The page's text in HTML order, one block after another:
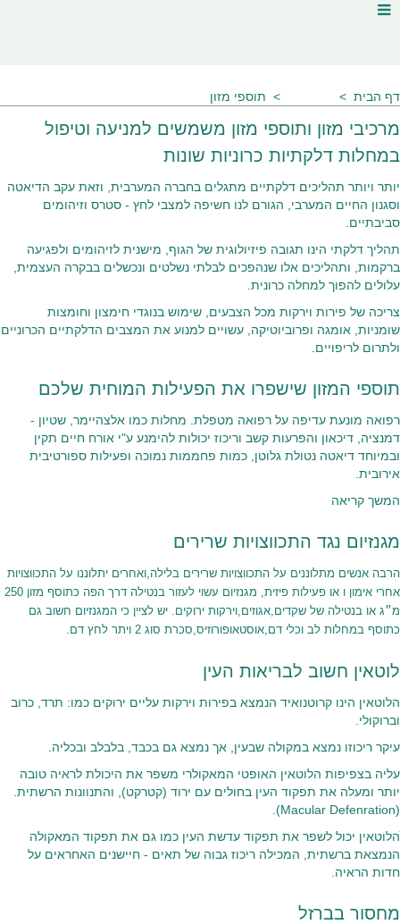
דף הבית תוספי מזון
מרכיבי מזון ותוספי מזון משמשים למניעה וטיפול
במחלות דלקתיות כרוניות שונות
יותר ויותר תהליכים דלקתיים מתגלים בחברה המערבית, וזאת עקב הדיאטה
וסגנון החיים המערבי, הגורם לנו חשיפה למצבי לחץ - סטרס וזיהומים
סביבתיים.
תהליך דלקתי הינו תגובה פיזיולוגית של הגוף, מישנית לזיהומים ולפגיעה
ברקמות, ותהליכים אלו שנהפכים לבלתי נשלטים ונכשלים בבקרה העצמית,
עלולים להפוך למחלה כרונית.
צריכה של פירות וירקות מכל הצבעים, שימוש בנוגדי חימצון וחומצות
שומניות, אומגה ופרוביוטיקה, עשויים למנוע את המצבים הדלקתיים הכרוניים
ולתרום לריפויים.
תוספי המזון שישפרו את הפעילות המוחית שלכם
רפואה מונעת עדיפה על רפואה מטפלת. מחלות כמו אלצהיימר, שטיון -
דמנציה, דיכאון והפרעות קשב וריכוז יכולות להימנע ע"י אורח חיים תקין
ובמיוחד דיאטה נטולת גלוטן, כמות פחממות נמוכה ופעילות ספורטיבית
אירובית.
המשך קריאה
מגנזיום נגד התכווצויות שרירים
הרבה אנשים מתלוננים על התכווצויות שרירים בלילה,ואחרים יתלוננו על התכווצויות
אחרי אימון ו או פעילות פיזית, מגנזיום עשוי לעזור בנטילה דרך הפה כתוסף מזון 250
מ״ג או בנטילה של שקדים,אגוזים,וירקות ירוקים. יש לציין כי המגנזיום חשוב גם
כתוסף במחלות לב וכלי דם,אוסטאופורוזיס,סכרת סוג 2 ויתר לחץ דם.
לוטאין חשוב לבריאות העין
הלוטאין הינו קרוטנואיד הנמצא בפירות וירקות עליים ירוקים כמו: תרד, כרוב
וברוקולי.
עיקר ריכוזו נמצא במקולה שבעין, אך נמצא גם בכבד, בלבלב ובכליה.
עליה בצפיפות הלוטאין האופטי המאקולרי משפר את היכולת לראיה טובה
יותר ומעלה את תפקוד העין בחולים עם ירוד (קטרקט), והתנוונות הרשתית.
(Macular Defenration).
ׁהלוטאין יכול לשפר את תפקוד עדשת העין כמו גם את תפקוד המאקולה
הנמצאת ברשתית, המכילה ריכוז גבוה של תאים - חיישנים האחראים על
חדות הראיה.
מחסור בברזל